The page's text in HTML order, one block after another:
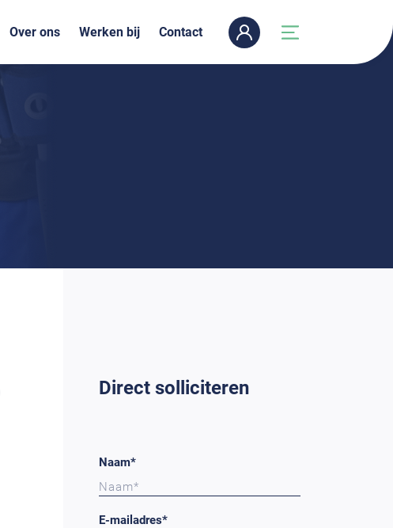
Over ons Werken bij Contact
Direct solliciteren
Naam*
E-mailadres*